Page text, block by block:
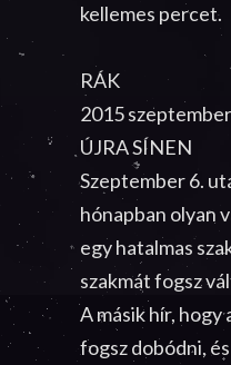
kellemes percet.
RÁK
2015
ÚJRA SÍNEN
Szeptember 6.
hónapban olyan
egy hatalmas
szakmát fogsz
A másik hír,
fogsz dobódni,